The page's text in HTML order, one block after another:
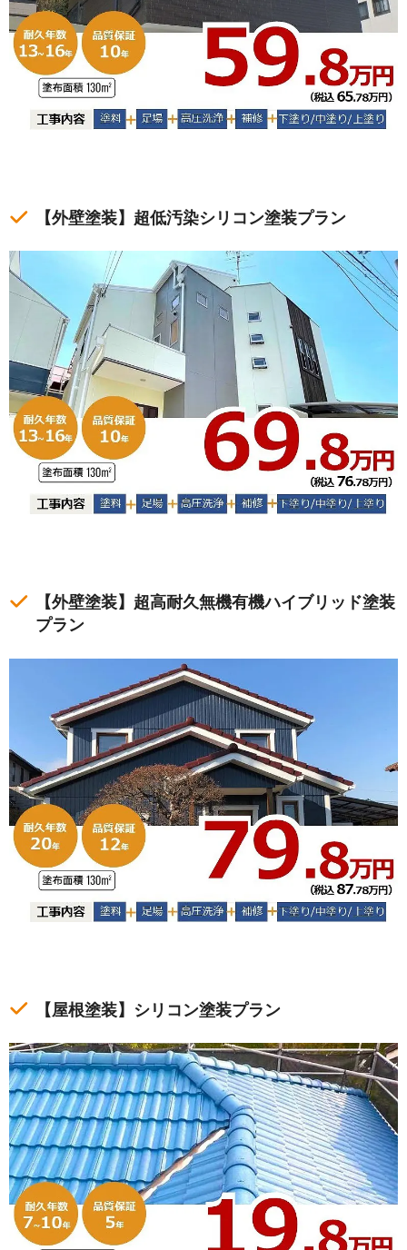
【外壁塗装】超低汚染シリコン塗装プラン
【外壁塗装】超高耐久無機有機ハイブリッド塗装
プラン
【屋根塗装】シリコン塗装プラン